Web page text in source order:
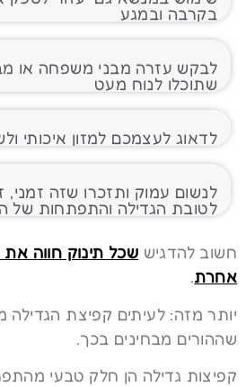
בקרבה ובמגע
לבקש עזרה מבני משפחה או
שתוכלו לנוח מעט
לדאוג לעצמכם למזון איכותי
לנשום עמוק ותזכרו שזה זמני,
לטובת הגדילה והתפתחות של
חשוב להדגיש שכל תינוק חווה
אחרת.
יותר מזה: לעיתים קפיצת
שההורים מבחינים בכך.
קפיצות גדילה הן חלק טבעי